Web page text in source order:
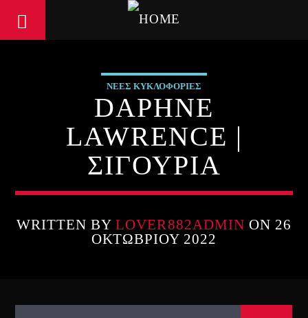
ΝΕΕΣ ΚΥΚΛΟΦΟΡΙΕΣ
DAPHNE
LAWRENCE |
ΣΙΓΟΥΡΙΑ
WRITTEN BYLOVER882ADMIN ON 26
ΟΚΤΩΒΡΊΟΥ 2022